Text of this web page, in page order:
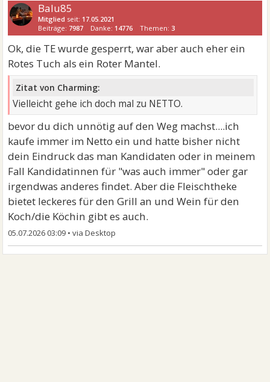
Balu85
Mitglied seit: 17.05.2021
Beiträge: 7987 Danke: 14776 Themen: 3
Ok, die TE wurde gesperrt, war aber auch eher ein
Rotes Tuch als ein Roter Mantel.
Zitat von Charming:
Vielleicht gehe ich doch mal zu NETTO.
bevor du dich unnötig auf den Weg machst....ich
kaufe immer im Netto ein und hatte bisher nicht
dein Eindruck das man Kandidaten oder in meinem
Fall Kandidatinnen für "was auch immer" oder gar
irgendwas anderes findet. Aber die Fleischtheke
bietet leckeres für den Grill an und Wein für den
Koch/die Köchin gibt es auch.
05.07.2026 03:09 •